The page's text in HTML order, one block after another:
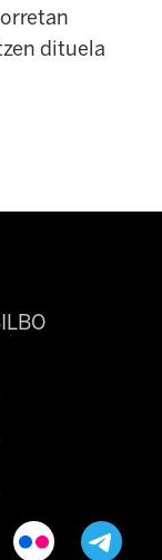
dituela